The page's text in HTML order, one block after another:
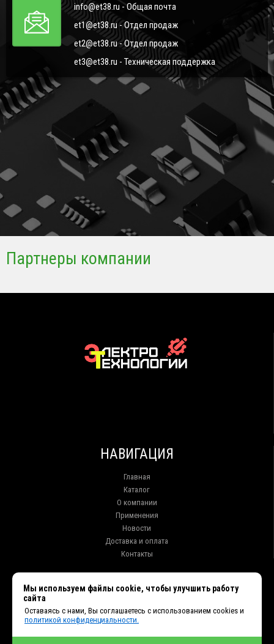
info@et38.ru - Общая почта
et1@et38.ru - Отдел продаж
et2@et38.ru - Отдел продаж
et3@et38.ru - Техническая поддержка
Партнеры компании
НАВИГАЦИЯ
Главная
Каталог
О компании
Применения
Новости
Доставка и оплата
Контакты
+7 (914) 010-76-83, 8 (3952) 93-27-93 - Отдел продаж
+7 (950) 075-85-99 - Техническая поддержка
Мы используем файлы cookie, чтобы улучшить работу
сайта
Оставаясь с нами, Вы соглашаетесь с использованием cookies и
политикой конфиденциальности.